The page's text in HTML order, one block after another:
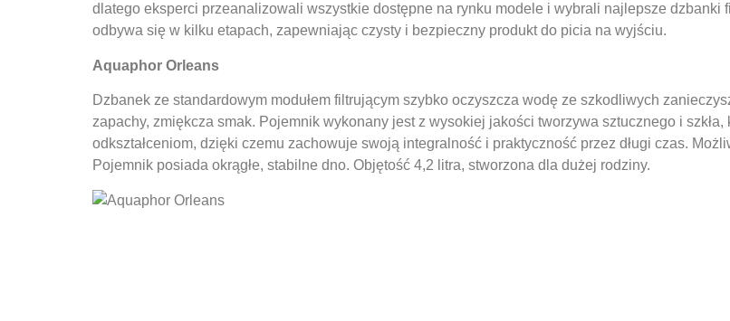
dlatego eksperci przeanalizowali wszystkie dostępne na rynku modele i wybrali najlepsze dzbanki
odbywa się w kilku etapach, zapewniając czysty i bezpieczny produkt do picia na wyjściu.
Aquaphor Orleans
Dzbanek ze standardowym modułem filtrującym szybko oczyszcza wodę ze szkodliwych
zapachy, zmiękcza smak. Pojemnik wykonany jest z wysokiej jakości tworzywa sztucznego i
odkształceniom, dzięki czemu zachowuje swoją integralność i praktyczność przez długi czas.
Pojemnik posiada okrągłe, stabilne dno. Objętość 4,2 litra, stworzona dla dużej rodziny.